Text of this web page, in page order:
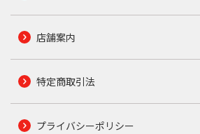
店舗案内
特定商取引法
プライバシーポリシー